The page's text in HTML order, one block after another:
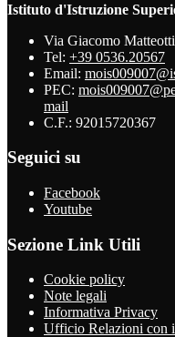
Istituto d'Istruzione
Via Giacomo
Tel: +39 0536.20567
Email:
PEC:
mail
C.F.: 92015720367
Seguici su
Facebook
Youtube
Sezione Link Utili
Cookie policy
Note legali
Informativa Privacy
Ufficio Relazioni con